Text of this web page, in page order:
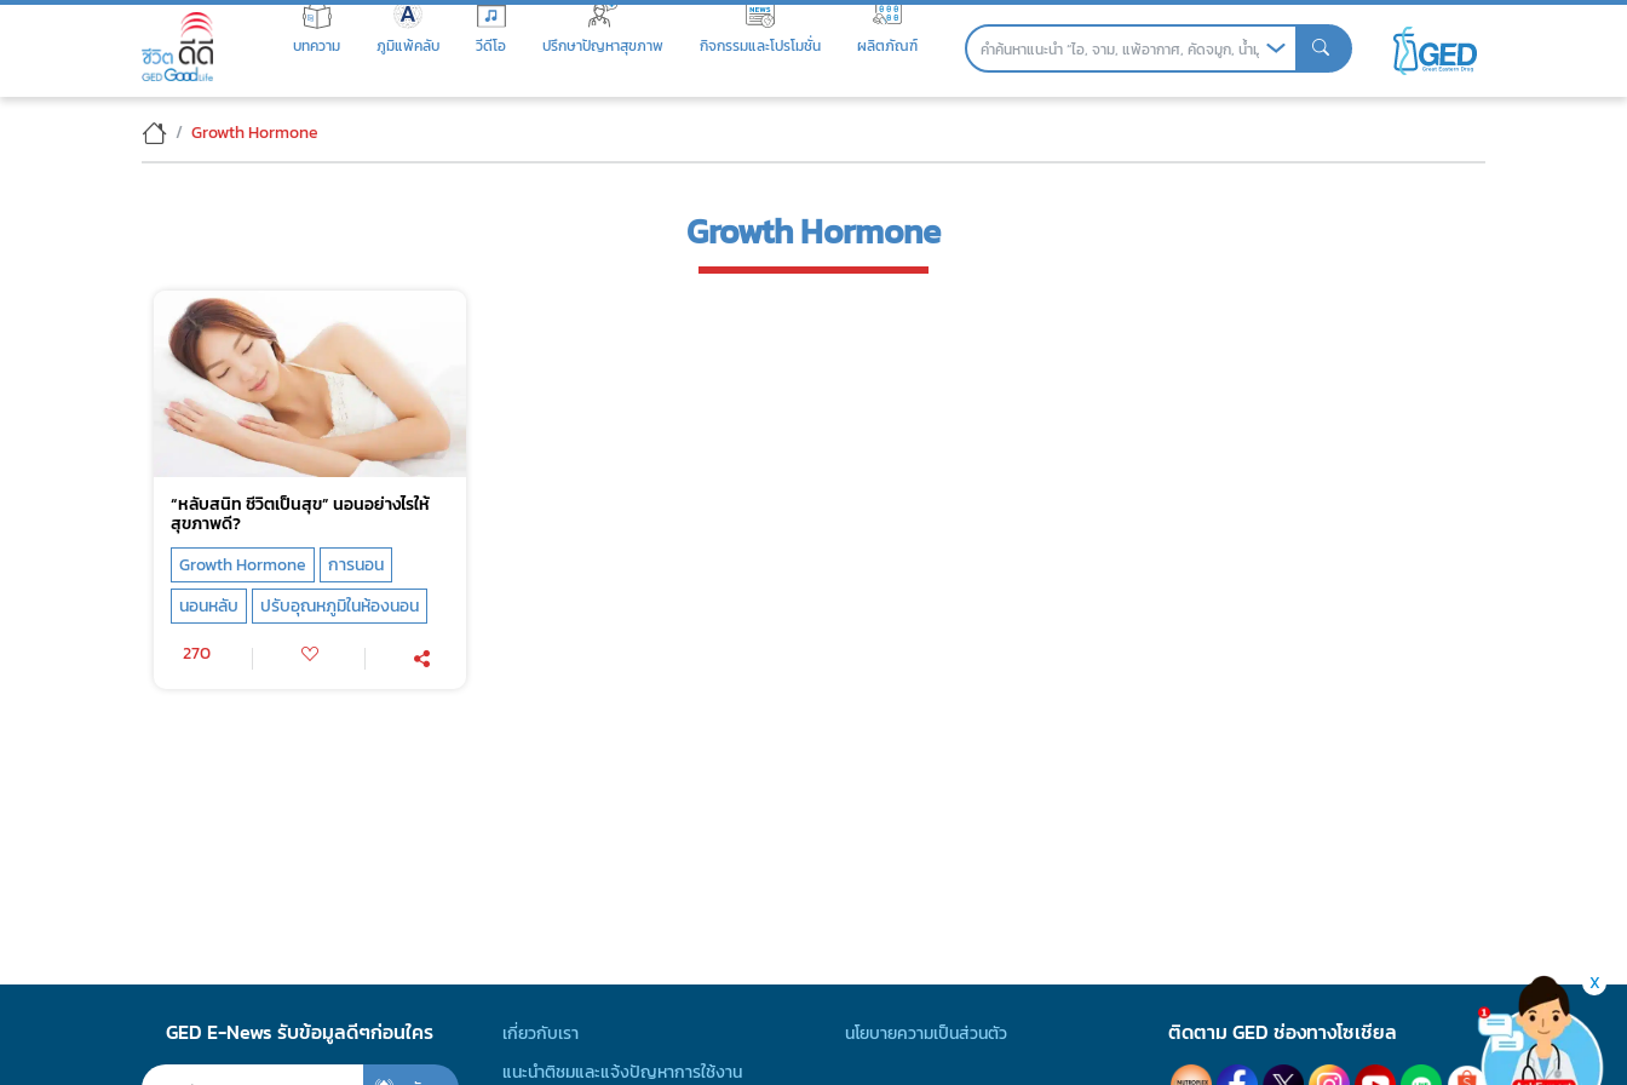
Skip
บทความ ภูมิแพ้คลับ วีดีโอ ปรึกษาปัญหาสุขภาพ กิจกรรมและโปรโมชั่น ผลิตภัณฑ์
Growth Hormone
Growth Hormone
“หลับสนิท ชีวิตเป็นสุข” นอนอย่างไรให้
สุขภาพดี?
Growth Hormone
การนอน
นอนหลับ
ปรับอุณหภูมิในห้องนอน
270
GED E-News รับข้อมูลดีๆก่อนใคร
เกี่ยวกับเรา
แนะนำติชมและแจ้งปัญหาการใช้งาน
นโยบายความเป็นส่วนตัว ติดตาม GED ช่องทางโซเชียล
X